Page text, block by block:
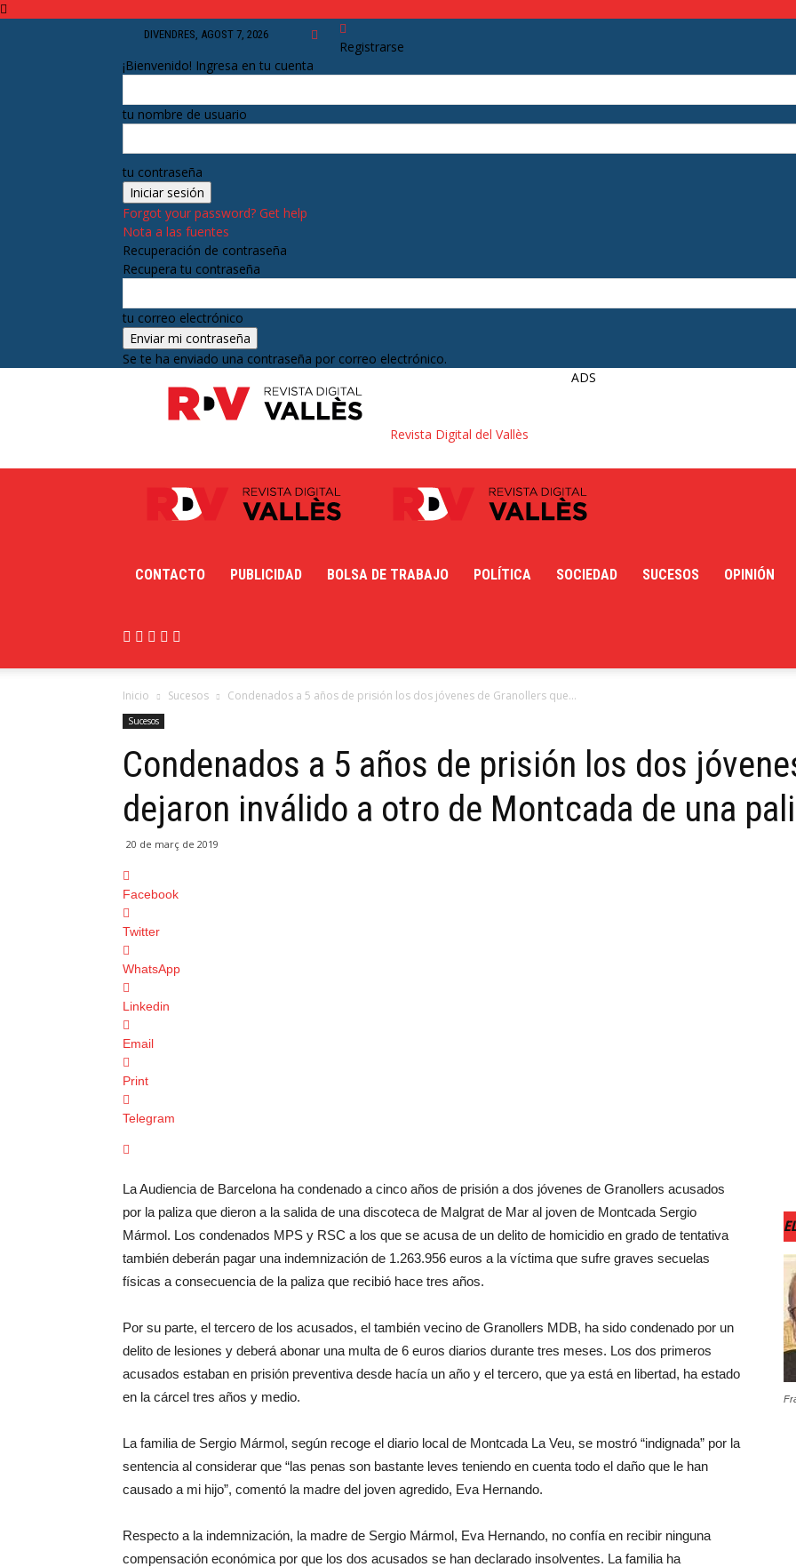
DIVENDRES, AGOST 7, 2026
Registrarse
¡Bienvenido! Ingresa en tu cuenta
tu nombre de usuario
tu contraseña
Forgot your password? Get help
Nota a las fuentes
Recuperación de contraseña
Recupera tu contraseña
tu correo electrónico
Se te ha enviado una contraseña por correo electrónico.
Revista Digital del Vallès
ADS
CONTACTO PUBLICIDAD BOLSA DE TRABAJO POLÍTICA SOCIEDAD SUCESOS OPINIÓN
Inicio Sucesos Condenados a 5 años de prisión los dos jóvenes de Granollers que...
Sucesos
Condenados a 5 años de prisión los dos
dejaron inválido a otro de Montcada de una
20 de març de 2019
Facebook
Twitter
WhatsApp
Linkedin
Email
Print
Telegram
La Audiencia de Barcelona ha condenado a cinco años de prisión a dos jóvenes de Granollers acusados ​​
por la paliza que dieron a la salida de una discoteca de Malgrat de Mar al joven de Montcada Sergio
Mármol. Los condenados MPS y RSC a los que se acusa de un delito de homicidio en grado de tentativa
también deberán pagar una indemnización de 1.263.956 euros a la víctima que sufre graves secuelas
físicas a consecuencia de la paliza que recibió hace tres años.
Por su parte, el tercero de los acusados, el también vecino de Granollers MDB, ha sido condenado por un
delito de lesiones y deberá abonar una multa de 6 euros diarios durante tres meses. Los dos primeros
acusados ​​estaban en prisión preventiva desde hacía un año y el tercero, que ya está en libertad, ha estado
en la cárcel tres años y medio.
La familia de Sergio Mármol, según recoge el diario local de Montcada La Veu, se mostró “indignada” por la
sentencia al considerar que “las penas son bastante leves teniendo en cuenta todo el daño que le han
causado a mi hijo”, comentó la madre del joven agredido, Eva Hernando.
Respecto a la indemnización, la madre de Sergio Mármol, Eva Hernando, no confía en recibir ninguna
compensación económica por que los dos acusados ​​se han declarado insolventes. La familia ha